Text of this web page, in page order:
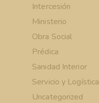
Intercesión
Ministerio
Obra Social
Prédica
Sanidad Interior
Servicio y Logística
Uncategorized